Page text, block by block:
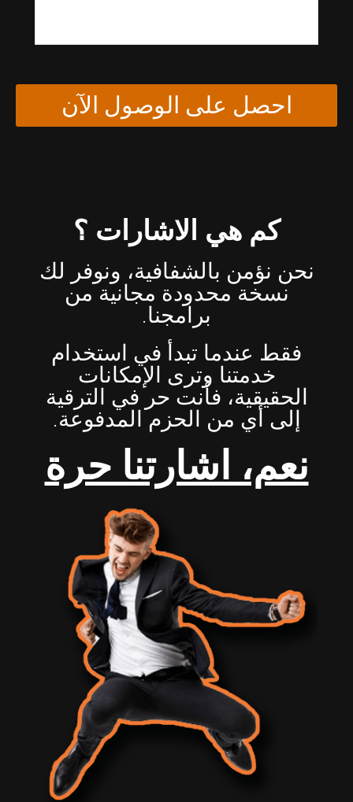
احصل على الوصول الآن
كم هي الاشارات ؟
نحن نؤمن بالشفافية، ونوفر لك
نسخة محدودة مجانية من
برامجنا.
فقط عندما تبدأ في استخدام
خدمتنا وترى الإمكانات
الحقيقية، فأنت حر في الترقية
إلى أي من الحزم المدفوعة.
نعم، اشارتنا حرة